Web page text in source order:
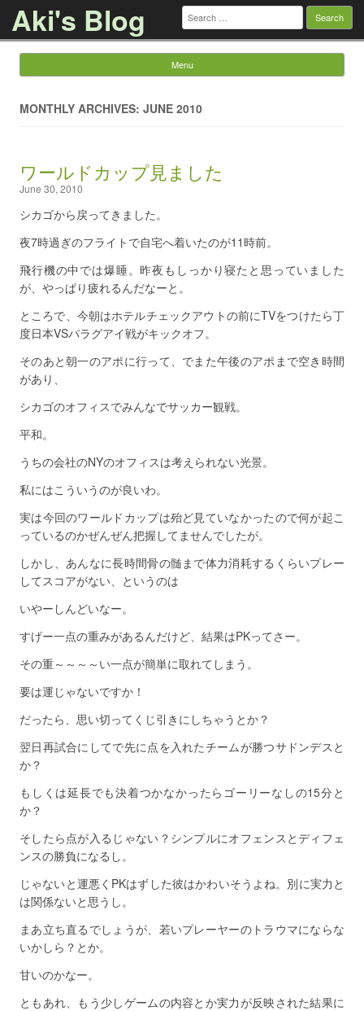
Aki's Blog Search
for:
Menu
MONTHLY ARCHIVES: JUNE 2010
ワールドカップ見ました
June 30, 2010
シカゴから戻ってきました。
夜7時過ぎのフライトで自宅へ着いたのが11時前。
飛行機の中では爆睡。昨夜もしっかり寝たと思っていました
が、やっぱり疲れるんだなーと。
ところで、今朝はホテルチェックアウトの前にTVをつけたら丁
度日本VSパラグアイ戦がキックオフ。
そのあと朝一のアポに行って、でまた午後のアポまで空き時間
があり、
シカゴのオフィスでみんなでサッカー観戦。
平和。
うちの会社のNYのオフィスは考えられない光景。
私にはこういうのが良いわ。
実は今回のワールドカップは殆ど見ていなかったので何が起こ
っているのかぜんぜん把握してませんでしたが。
しかし、あんなに長時間骨の髄まで体力消耗するくらいプレー
してスコアがない、というのは
いやーしんどいなー。
すげー一点の重みがあるんだけど、結果はPKってさー。
その重～～～～い一点が簡単に取れてしまう。
要は運じゃないですか！
だったら、思い切ってくじ引きにしちゃうとか？
翌日再試合にしてで先に点を入れたチームが勝つサドンデスと
か？
もしくは延長でも決着つかなかったらゴーリーなしの15分と
か？
そしたら点が入るじゃない？シンプルにオフェンスとディフェ
ンスの勝負になるし。
じゃないと運悪くPKはずした彼はかわいそうよね。別に実力と
は関係ないと思うし。
まあ立ち直るでしょうが、若いプレーヤーのトラウマにならな
いかしら？とか。
甘いのかなー。
ともあれ、もう少しゲームの内容とか実力が反映された結果に